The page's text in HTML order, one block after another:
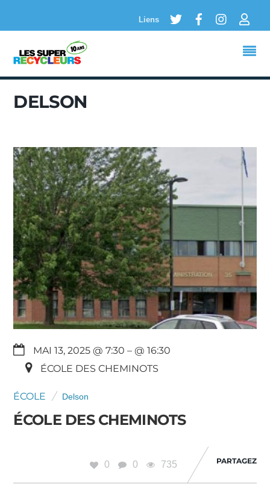
Liens
Twitter FacebookInstagram
DELSON
MAI 13, 2025 @ 7:30– @ 16:30
ÉCOLE DES CHEMINOTS
ÉCOLE Delson
ÉCOLE DES CHEMINOTS
0 0 735 PARTAGEZ